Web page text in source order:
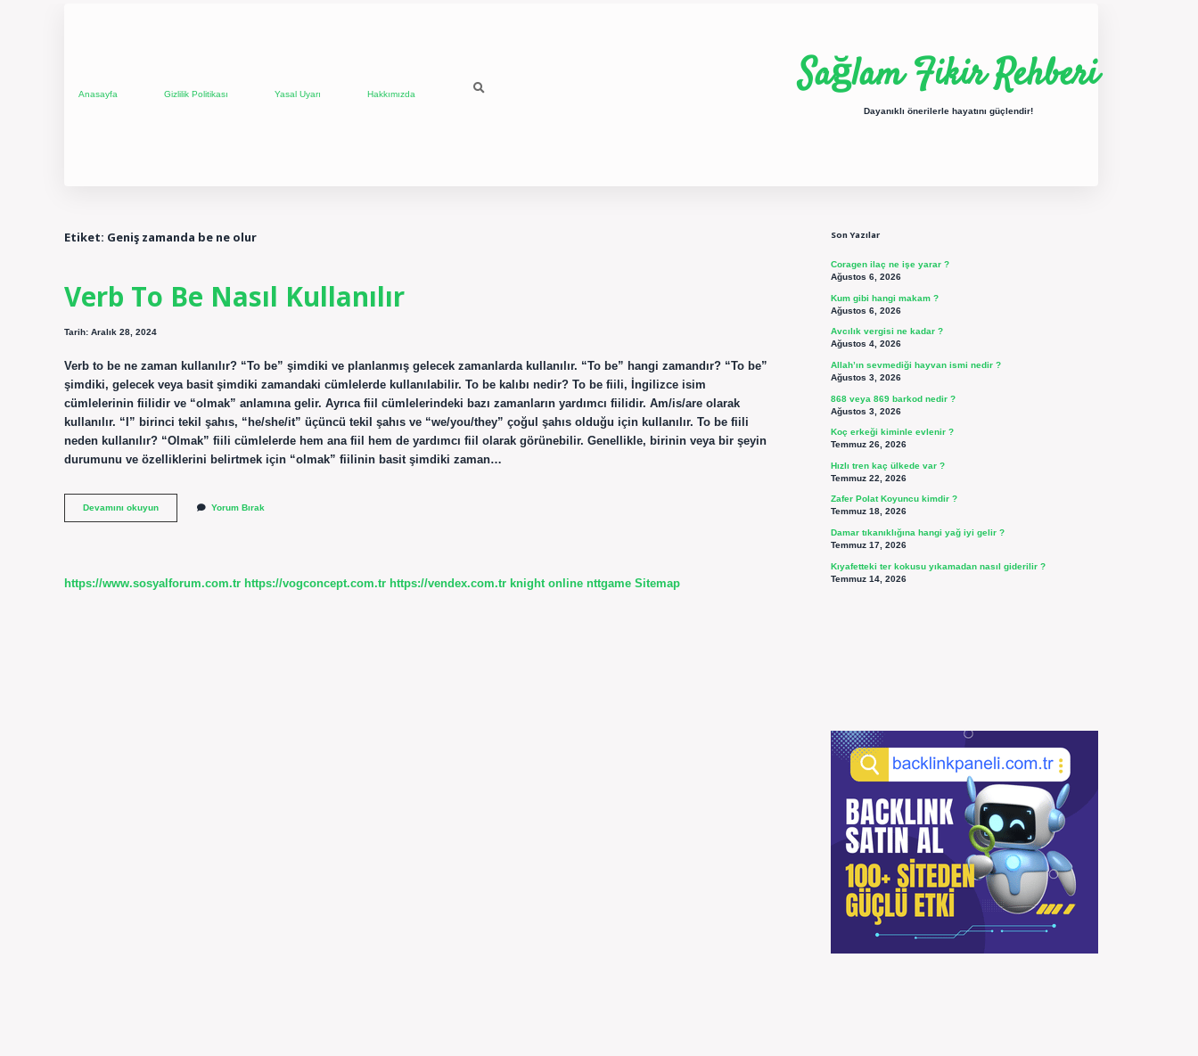
Anasayfa Gizlilik Politikası Yasal Uyarı Hakkımızda Sağlam Fikir Rehberi
Dayanıklı önerilerle hayatını güçlendir!
Etiket: Geniş zamanda be ne olur
Verb To Be Nasıl Kullanılır
Tarih: Aralık 28, 2024
Verb to be ne zaman kullanılır? “To be” şimdiki ve planlanmış gelecek zamanlarda kullanılır. “To be” hangi zamandır? “To be”
şimdiki, gelecek veya basit şimdiki zamandaki cümlelerde kullanılabilir. To be kalıbı nedir? To be fiili, İngilizce isim
cümlelerinin fiilidir ve “olmak” anlamına gelir. Ayrıca fiil cümlelerindeki bazı zamanların yardımcı fiilidir. Am/is/are olarak
kullanılır. “I” birinci tekil şahıs, “he/she/it” üçüncü tekil şahıs ve “we/you/they” çoğul şahıs olduğu için kullanılır. To be fiili
neden kullanılır? “Olmak” fiili cümlelerde hem ana fiil hem de yardımcı fiil olarak görünebilir. Genellikle, birinin veya bir şeyin
durumunu ve özelliklerini belirtmek için “olmak” fiilinin basit şimdiki zaman…
Devamını okuyunVerb
To
Yorum Bırak
https://www.sosyalforum.com.tr https://vogconcept.com.tr https://vendex.com.tr knight online nttgame Sitemap
Son Yazılar
Coragen ilaç ne işe yarar ?
Ağustos 6, 2026
Kum gibi hangi makam ?
Ağustos 6, 2026
Avcılık vergisi ne kadar ?
Ağustos 4, 2026
Allah’ın sevmediği hayvan ismi nedir ?
Ağustos 3, 2026
868 veya 869 barkod nedir ?
Ağustos 3, 2026
Koç erkeği kiminle evlenir ?
Temmuz 26, 2026
Hızlı tren kaç ülkede var ?
Temmuz 22, 2026
Zafer Polat Koyuncu kimdir ?
Temmuz 18, 2026
Damar tıkanıklığına hangi yağ iyi gelir ?
Temmuz 17, 2026
Kıyafetteki ter kokusu yıkamadan nasıl giderilir ?
Temmuz 14, 2026